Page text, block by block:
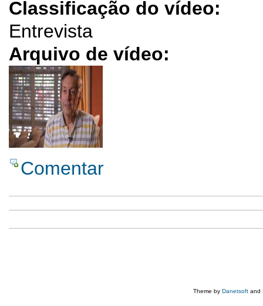
Classificação do vídeo:
Entrevista
Arquivo de vídeo:
Comentar
Theme by Danetsoft and